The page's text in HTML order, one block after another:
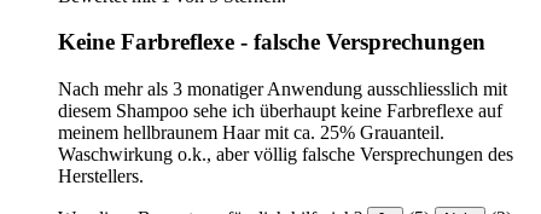
Keine Farbreflexe - falsche Versprechungen
Nach mehr als 3 monatiger Anwendung ausschliesslich mit
diesem Shampoo sehe ich überhaupt keine Farbreflexe auf
meinem hellbraunem Haar mit ca. 25% Grauanteil.
Waschwirkung o.k., aber völlig falsche Versprechungen des
Herstellers.